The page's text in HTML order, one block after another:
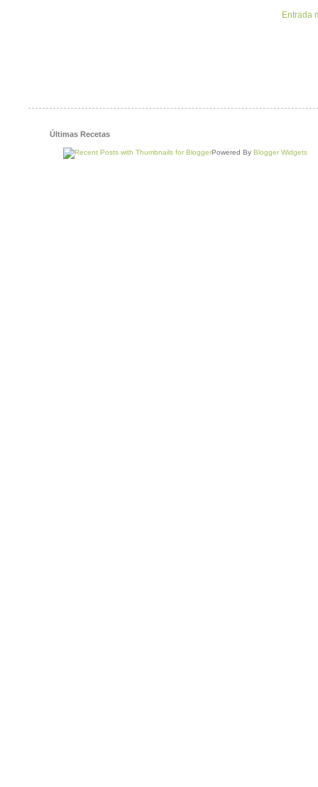
Entrada
Últimas Recetas
Powered By Blogger Widgets